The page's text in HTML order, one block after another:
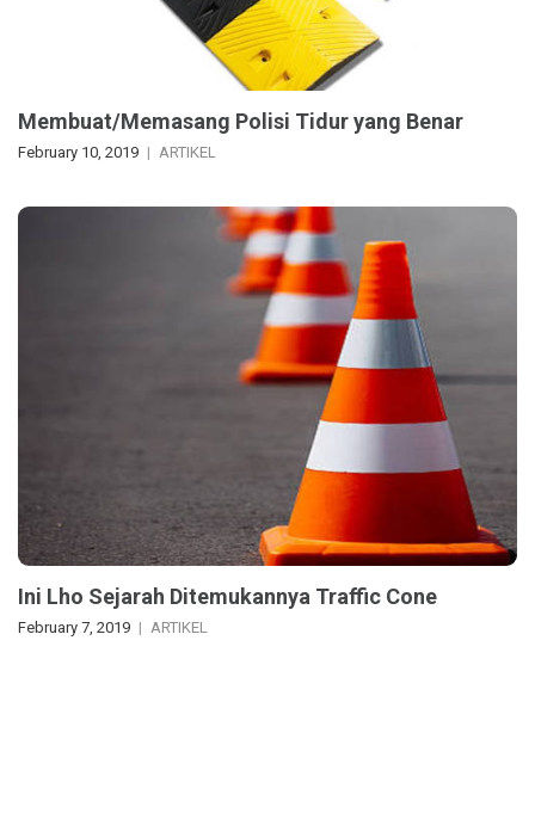
Membuat/Memasang Polisi Tidur yang Benar
February 10, 2019 ARTIKEL
Ini Lho Sejarah Ditemukannya Traffic Cone
February 7, 2019 ARTIKEL